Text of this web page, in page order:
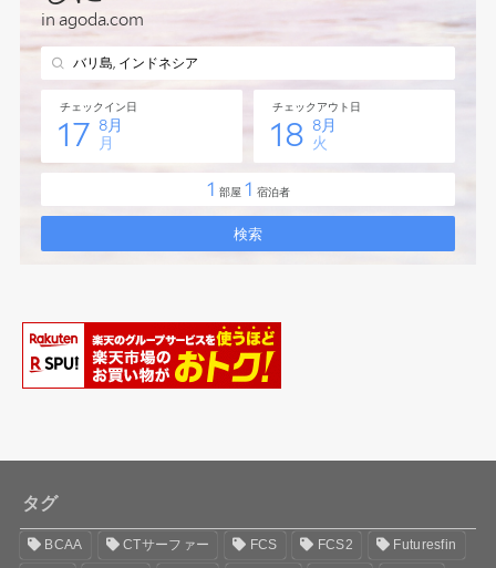
タグ
BCAA CTサーファー FCS FCS2 Futuresfin